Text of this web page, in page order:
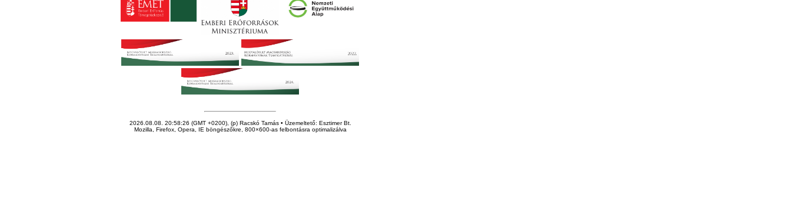
2026.08.08. 20:58:26 (GMT +0200), (p) Racskó Tamás • Üzemeltető: Esztimer Bt.
Mozilla, Firefox, Opera, IE böngészőkre, 800×600-as felbontásra optimalizálva